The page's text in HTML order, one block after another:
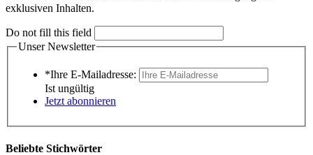
exklusiven Inhalten.
Do not fill this field
Unser Newsletter
*Ihre E-Mailadresse:
Ist ungültig
Jetzt abonnieren
Beliebte Stichwörter